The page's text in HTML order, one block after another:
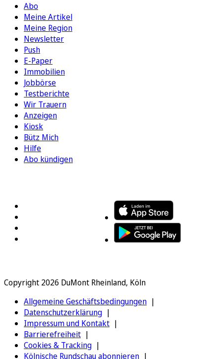
Abo
Meine Artikel
Meine Region
Newsletter
Push
E-Paper
Immobilien
Jobbörse
Testberichte
Wir Trauern
Anzeigen
Kiosk
Bütz Mich
Hilfe
Abo kündigen
Copyright 2026 DuMont Rheinland, Köln
Allgemeine Geschäftsbedingungen
Datenschutzerklärung
Impressum und Kontakt
Barrierefreiheit
Cookies & Tracking
Kölnische Rundschau abonnieren